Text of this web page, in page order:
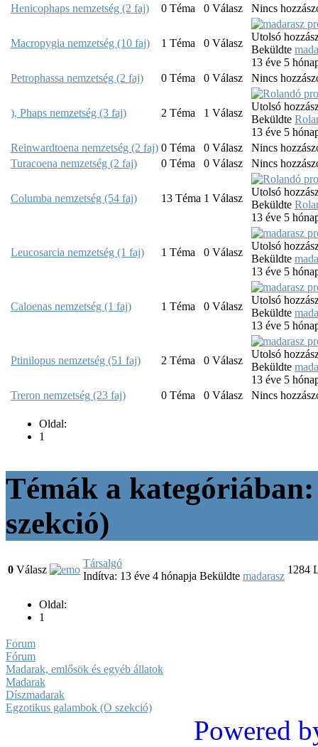
Henicophaps nemzetség (2 faj)
0 Téma 0 Válasz Nincs
Macropygia nemzetség (10 faj) 1 Téma 0 Válasz
Utolsó
Beküldte
13 éve 5
Petrophassa nemzetség (2 faj)
0 Téma 0 Válasz Nincs
), Phaps nemzetség (3 faj) 2 Téma 1 Válasz
Utolsó
Beküldte
13 éve 5
Reinwardtoena nemzetség (2 faj) 0 Téma 0 Válasz
Nincs
Turacoena nemzetség (2 faj)
0 Téma 0 Válasz Nincs
Columba nemzetség (54 faj) 13 Téma 1 Válasz
Utolsó
Beküldte
13 éve 5
Leucosarcia nemzetség (1 faj) 1 Téma 0 Válasz
Utolsó
Beküldte
13 éve 5
Caloenas nemzetség (1 faj) 1 Téma 0 Válasz
Utolsó
Beküldte
13 éve 5
Ptinilopus nemzetség (51 faj) 2 Téma 0 Válasz
Utolsó
Beküldte
13 éve 5
Treron nemzetség (23 faj)
0 Téma 0 Válasz Nincs
Oldal:
1
Témák a
szekció)
0 Válasz
Társalgó
Indítva: 13 éve 4 hónapja Beküldte madarasz
1284
Oldal:
1
Forum
Fórum
Madarak, emlősök és egyéb állatok
Madarak
Díszmadarak
Egzotikus galambok (O szekció)
Powered